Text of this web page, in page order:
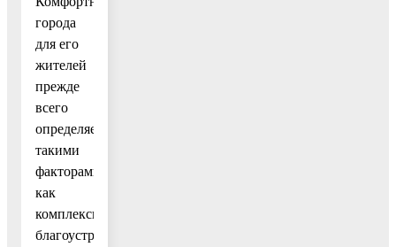
города
для его
жителей
прежде
всего
определяется
такими
факторами,
как
комплексное
благоустройство